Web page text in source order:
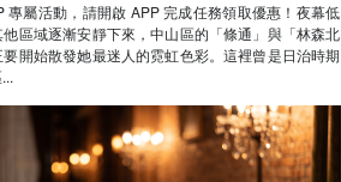
專屬活動，請開啟 APP 完成任務領取優惠！夜幕低
區域逐漸安靜下來，中山區的「條通」與「林森北
開始散發她最迷人的霓虹色彩。這裡曾是日治時期